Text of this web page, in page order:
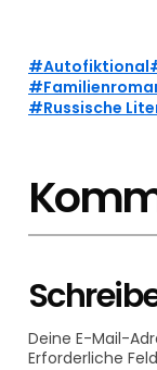
Autofiktional
Russische
Deine E-Mail-
Erforderliche